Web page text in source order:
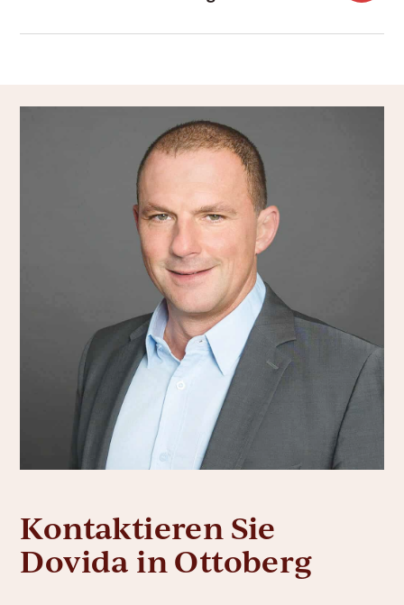
Kontaktieren Sie
Dovida in Ottoberg